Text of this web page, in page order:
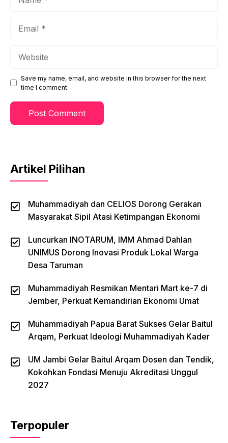
Save my name, email, and website in this browser for the next
time I comment.
Artikel Pilihan
Muhammadiyah dan CELIOS Dorong Gerakan
Masyarakat Sipil Atasi Ketimpangan Ekonomi
Luncurkan INOTARUM, IMM Ahmad Dahlan
UNIMUS Dorong Inovasi Produk Lokal Warga
Desa Taruman
Muhammadiyah Resmikan Mentari Mart ke-7 di
Jember, Perkuat Kemandirian Ekonomi Umat
Muhammadiyah Papua Barat Sukses Gelar Baitul
Arqam, Perkuat Ideologi Muhammadiyah Kader
UM Jambi Gelar Baitul Arqam Dosen dan Tendik,
Kokohkan Fondasi Menuju Akreditasi Unggul
2027
Terpopuler